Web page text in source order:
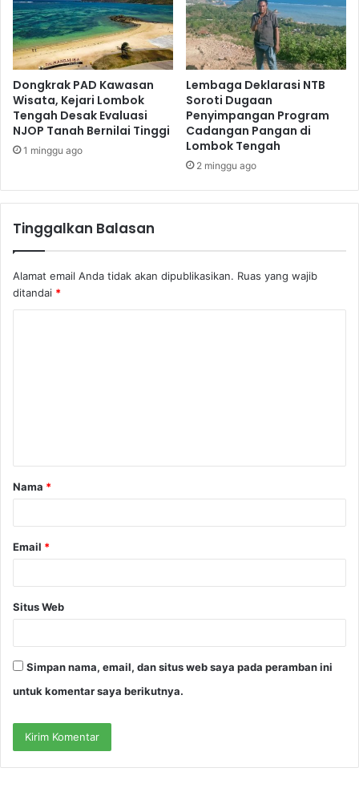
Dongkrak PAD Kawasan
Wisata, Kejari Lombok
Tengah Desak Evaluasi
NJOP Tanah Bernilai Tinggi
1 minggu ago
Lembaga Deklarasi NTB
Soroti Dugaan
Penyimpangan Program
Cadangan Pangan di
Lombok Tengah
2 minggu ago
Tinggalkan Balasan
Alamat email Anda tidak akan dipublikasikan. Ruas yang wajib
ditandai *
a
r
Nama *
Email *
Situs Web
Simpan nama, email, dan situs web saya pada peramban ini
untuk komentar saya berikutnya.